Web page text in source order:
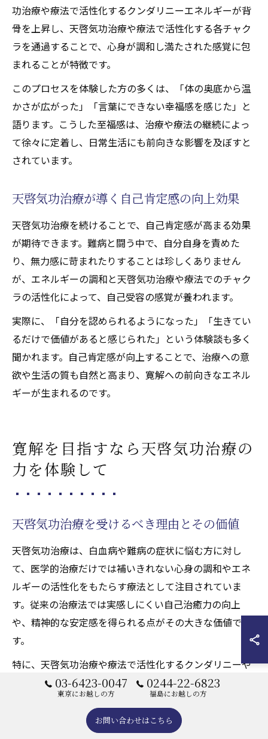
功治療や療法で活性化するクンダリニーエネルギーが背
骨を上昇し、天啓気功治療や療法で活性化する各チャク
ラを通過することで、心身が調和し満たされた感覚に包
まれることが特徴です。
このプロセスを体験した方の多くは、「体の奥底から温
かさが広がった」「言葉にできない幸福感を感じた」と
語ります。こうした至福感は、治療や療法の継続によっ
て徐々に定着し、日常生活にも前向きな影響を及ぼすと
されています。
天啓気功治療が導く自己肯定感の向上効果
天啓気功治療を続けることで、自己肯定感が高まる効果
が期待できます。難病と闘う中で、自分自身を責めた
り、無力感に苛まれたりすることは珍しくありません
が、エネルギーの調和と天啓気功治療や療法でのチャク
ラの活性化によって、自己受容の感覚が養われます。
実際に、「自分を認められるようになった」「生きてい
るだけで価値があると感じられた」という体験談も多く
聞かれます。自己肯定感が向上することで、治療への意
欲や生活の質も自然と高まり、寛解への前向きなエネル
ギーが生まれるのです。
寛解を目指すなら天啓気功治療の
力を体験して
天啓気功治療を受けるべき理由とその価値
天啓気功治療は、白血病や難病の症状に悩む方に対し
て、医学的治療だけでは補いきれない心身の調和やエネ
ルギーの活性化をもたらす療法として注目されていま
す。従来の治療法では実感しにくい自己治癒力の向上
や、精神的な安定感を得られる点がその大きな価値で
す。
特に、天啓気功治療や療法で活性化するクンダリニーや
チャクラの覚醒を通じて、内なる生命エネルギーの流れ
を整え、身体の回復力を高めることが期待できます。こ
れにより、単なる症状の緩和だけでなく、根本的なエネ
ルギーバランスの回復が目指せるのです。
03-6423-0047
東京にお越しの方
0244-22-6823
福島にお越しの方
お問い合わせはこちら